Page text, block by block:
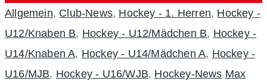
Categories
Allgemein, Club-News, Hockey - 1. Herren, Hockey -
U12/Knaben B, Hockey - U12/Mädchen B, Hockey -
U14/Knaben A, Hockey - U14/Mädchen A, Hockey -
U16/MJB, Hockey - U16/WJB, Hockey-News Author
Max